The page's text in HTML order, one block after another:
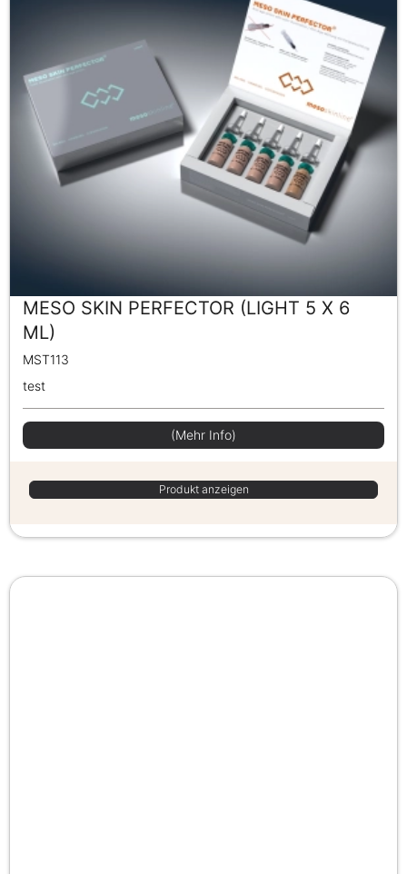
MESO SKIN PERFECTOR (LIGHT 5 X 6
ML)
MST113
test
(Mehr Info)
Produkt anzeigen